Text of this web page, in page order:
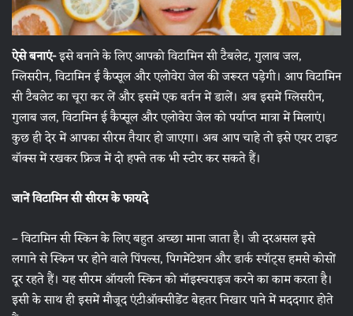
ऐसे बनाएं-इसे बनाने के लिए आपको विटामिन सी टैबलेट, गुलाब जल,
ग्लिसरीन, विटामिन ई कैप्सूल और एलोवेरा जेल की जरूरत पड़ेगी। आप विटामिन
सी टैबलेट का चूरा कर लें और इसमें एक बर्तन में डालें। अब इसमें ग्लिसरीन,
गुलाब जल, विटामिन ई कैप्सूल और एलोवेरा जेल को पर्याप्त मात्रा में मिलाएं।
कुछ ही देर में आपका सीरम तैयार हो जाएगा। अब आप चाहे तो इसे एयर टाइट
बॉक्स में रखकर फ्रिज में दो हफ्ते तक भी स्टोर कर सकते हैं।
जानें विटामिन सी सीरम के फायदे
– विटामिन सी स्किन के लिए बहुत अच्छा माना जाता है। जी दरअसल इसे
लगाने से स्किन पर होने वाले पिंपल्स, पिगमेंटेशन और डार्क स्पॉट्स हमसे कोसों
दूर रहते हैं। यह सीरम ऑयली स्किन को मॉइस्चराइज करने का काम करता है।
इसी के साथ ही इसमें मौजूद एंटीऑक्सीडेंट बेहतर निखार पाने में मददगार होते